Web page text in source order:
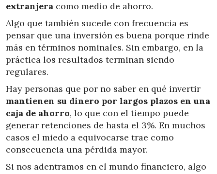
extranjera como medio de ahorro.
Algo que también sucede con frecuencia es
pensar que una inversión es buena porque rinde
más en términos nominales. Sin embargo, en la
práctica los resultados terminan siendo
regulares.
Hay personas que por no saber en qué invertir
mantienen su dinero por largos plazos en una
caja de ahorro, lo que con el tiempo puede
generar retenciones de hasta el 3%. En muchos
casos el miedo a equivocarse trae como
consecuencia una pérdida mayor.
Si nos adentramos en el mundo financiero, algo